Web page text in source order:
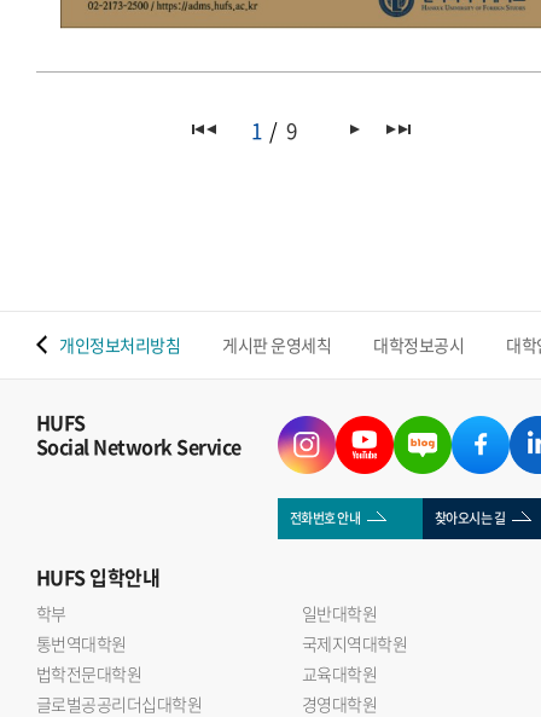
1 9
개인정보처리방침 게시판 운영세칙 대학정보공시 대
HUFS
Social Network Service
전화번호 안내 찾아오시는 길
HUFS입학안내
학부
일반대학원
통번역대학원
국제지역대학원
법학전문대학원
교육대학원
글로벌공공리더십대학원
경영대학원